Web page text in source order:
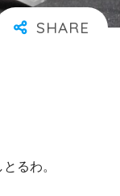
るわ。